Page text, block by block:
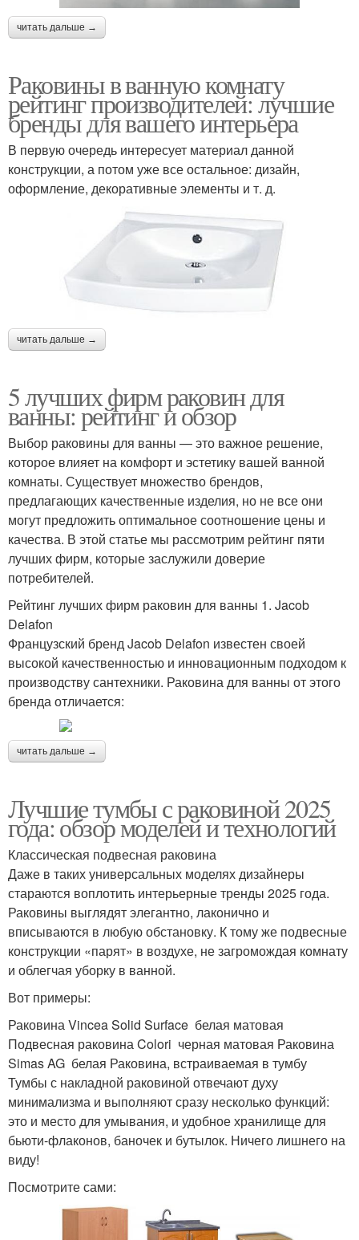
читать дальше →
Раковины в ванную комнату
рейтинг производителей: лучшие
бренды для вашего интерьера
В первую очередь интересует материал данной
конструкции, а потом уже все остальное: дизайн,
оформление, декоративные элементы и т. д.
читать дальше →
5 лучших фирм раковин для
ванны: рейтинг и обзор
Выбор раковины для ванны — это важное решение,
которое влияет на комфорт и эстетику вашей ванной
комнаты. Существует множество брендов,
предлагающих качественные изделия, но не все они
могут предложить оптимальное соотношение цены и
качества. В этой статье мы рассмотрим рейтинг пяти
лучших фирм, которые заслужили доверие
потребителей.
Рейтинг лучших фирм раковин для ванны 1. Jacob
Delafon
Французский бренд Jacob Delafon известен своей
высокой качественностью и инновационным подходом к
производству сантехники. Раковина для ванны от этого
бренда отличается:
читать дальше →
Лучшие тумбы с раковиной 2025
года: обзор моделей и технологий
Классическая подвесная раковина
Даже в таких универсальных моделях дизайнеры
стараются воплотить интерьерные тренды 2025 года.
Раковины выглядят элегантно, лаконично и
вписываются в любую обстановку. К тому же подвесные
конструкции «парят» в воздухе, не загромождая комнату
и облегчая уборку в ванной.
Вот примеры:
Раковина Vincea Solid Surface белая матовая
Подвесная раковина Colori черная матовая Раковина
Simas AG белая Раковина, встраиваемая в тумбу
Тумбы с накладной раковиной отвечают духу
минимализма и выполняют сразу несколько функций:
это и место для умывания, и удобное хранилище для
бьюти-флаконов, баночек и бутылок. Ничего лишнего на
виду!
Посмотрите сами: